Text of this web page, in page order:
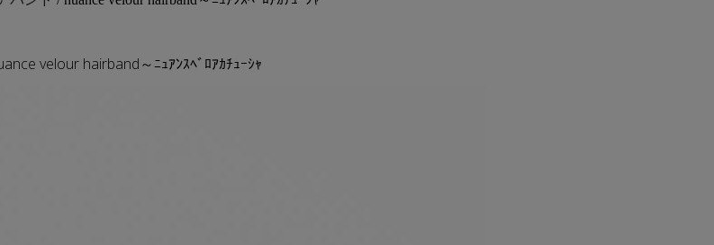
velour hairband～ﾆｭｱﾝｽﾍﾞﾛｱｶﾁｭｰｼｬ